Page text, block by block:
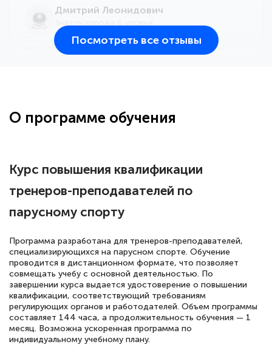
Дмитрий Леонидович
большое количество методических
Елена Кравченко
18 марта 2026
Выражаю благодарность за курс
повышения квалификации "Эксперт ЕГЭ по
русскому языку и литературе". Много
полезных материалов помогли
подготовиться к тестированию. Это
Посмотреть все отзывы
О программе обучения
Курс повышения квалификации
тренеров-преподавателей по
парусному спорту
Программа разработана для тренеров-преподавателей,
специализирующихся на парусном спорте. Обучение
проводится в дистанционном формате, что позволяет
совмещать учебу с основной деятельностью. По
завершении курса выдается удостоверение о повышении
квалификации, соответствующий требованиям
регулирующих органов и работодателей. Объем программы
составляет 144 часа, а продолжительность обучения — 1
месяц. Возможна ускоренная программа по
индивидуальному учебному плану.